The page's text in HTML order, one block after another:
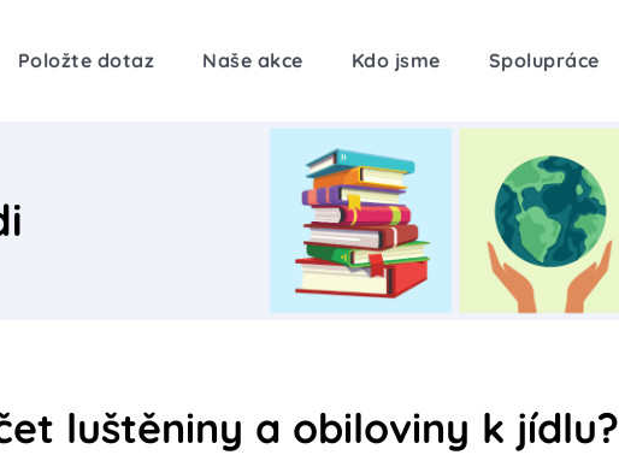
Položte dotaz Naše akce Kdo jsme Spolupráce
luštěniny a obiloviny k jídlu?